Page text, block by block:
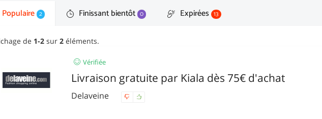
Populaire 2 Finissant bientôt 0 Expirées 13
de 1-2 sur2 éléments.
Vérifiée
Livraison gratuite par Kiala dès 75€ d'achat
Delaveine